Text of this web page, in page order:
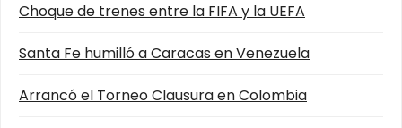
Choque de trenes entre la FIFA y la UEFA
Santa Fe humilló a Caracas en Venezuela
Arrancó el Torneo Clausura en Colombia